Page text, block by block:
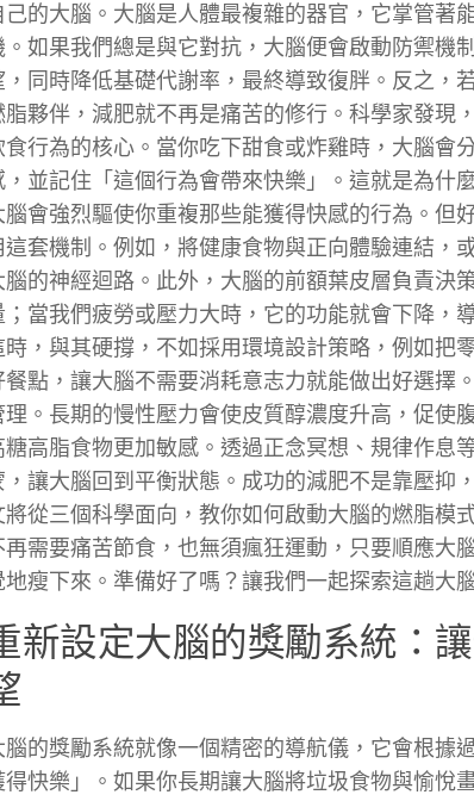
己的大腦。大腦是人體最複雜的器官，它掌管著
。如果我們總是與它對抗，大腦便會啟動防禦機
，同時降低基礎代謝率，最終導致復胖。反之，
脂夥伴，減肥就不再是痛苦的修行。科學家發現
食行為的核心。當你吃下甜食或炸雞時，大腦會
，並記住「這個行為會帶來快樂」。這就是為什
腦會強烈驅使你重複那些能獲得快感的行為。但
這套機制。例如，將健康食物與正向體驗連結，
腦的神經迴路。此外，大腦的前額葉皮層負責決
；當我們疲勞或壓力大時，它的功能就會下降，
時，與其硬撐，不如採用環境設計策略，例如把
餐點，讓大腦不需要消耗意志力就能做出好選擇
理。長期的慢性壓力會使皮質醇濃度升高，促使
糖高脂食物更加敏感。透過正念冥想、規律作息
，讓大腦回到平衡狀態。成功的減肥不是靠壓抑
將從三個科學面向，教你如何啟動大腦的燃脂模
再需要痛苦節食，也無須瘋狂運動，只要順應大
地瘦下來。準備好了嗎？讓我們一起探索這趟大
新設定大腦的獎勵系統：
腦的獎勵系統就像一個精密的導航儀，它會根據
得快樂」。如果你長期讓大腦將垃圾食物與愉悅